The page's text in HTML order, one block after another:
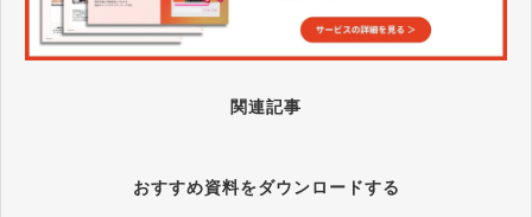
関連記事
おすすめ資料をダウンロードする